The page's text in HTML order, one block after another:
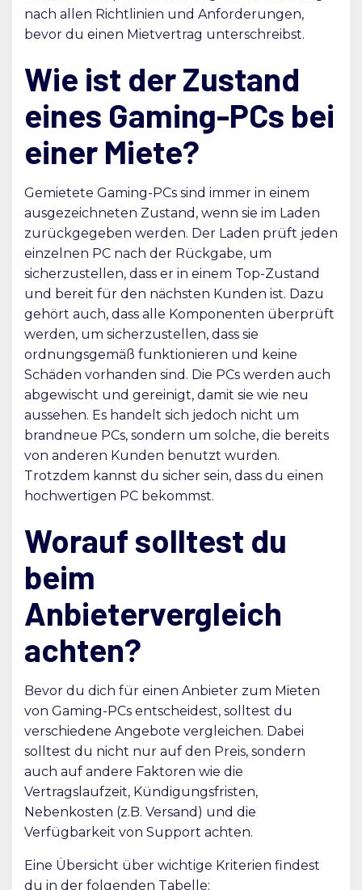
nach allen Richtlinien und Anforderungen,
bevor du einen Mietvertrag unterschreibst.
Wie ist der Zustand
eines Gaming-PCs bei
einer Miete?
Gemietete Gaming-PCs sind immer in einem
ausgezeichneten Zustand, wenn sie im Laden
zurückgegeben werden. Der Laden prüft jeden
einzelnen PC nach der Rückgabe, um
sicherzustellen, dass er in einem Top-Zustand
und bereit für den nächsten Kunden ist. Dazu
gehört auch, dass alle Komponenten überprüft
werden, um sicherzustellen, dass sie
ordnungsgemäß funktionieren und keine
Schäden vorhanden sind. Die PCs werden auch
abgewischt und gereinigt, damit sie wie neu
aussehen. Es handelt sich jedoch nicht um
brandneue PCs, sondern um solche, die bereits
von anderen Kunden benutzt wurden.
Trotzdem kannst du sicher sein, dass du einen
hochwertigen PC bekommst.
Worauf solltest du
beim
Anbietervergleich
achten?
Bevor du dich für einen Anbieter zum Mieten
von Gaming-PCs entscheidest, solltest du
verschiedene Angebote vergleichen. Dabei
solltest du nicht nur auf den Preis, sondern
auch auf andere Faktoren wie die
Vertragslaufzeit, Kündigungsfristen,
Nebenkosten (z.B. Versand) und die
Verfügbarkeit von Support achten.
Eine Übersicht über wichtige Kriterien findest
du in der folgenden Tabelle: